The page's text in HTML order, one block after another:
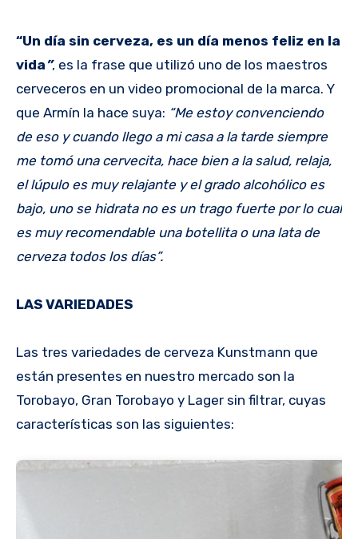
“Un día sin cerveza, es un día menos feliz en la
vida”, es la frase que utilizó uno de los maestros
cerveceros en un video promocional de la marca. Y
que Armín la hace suya: “Me estoy convenciendo
de eso y cuando llego a mi casa a la tarde siempre
me tomó una cervecita, hace bien a la salud, relaja,
el lúpulo es muy relajante y el grado alcohólico es
bajo, uno se hidrata no es un trago fuerte por lo cual
es muy recomendable una botellita o una lata de
cerveza todos los días”.
LAS VARIEDADES
Las tres variedades de cerveza Kunstmann que
están presentes en nuestro mercado son la
Torobayo, Gran Torobayo y Lager sin filtrar, cuyas
características son las siguientes: